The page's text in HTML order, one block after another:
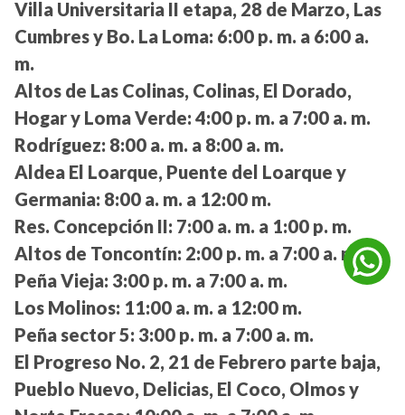
Villa Universitaria II etapa, 28 de Marzo, Las
Cumbres y Bo. La Loma: 6:00 p. m. a 6:00 a.
m.
Altos de Las Colinas, Colinas, El Dorado,
Hogar y Loma Verde: 4:00 p. m. a 7:00 a. m.
Rodríguez: 8:00 a. m. a 8:00 a. m.
Aldea El Loarque, Puente del Loarque y
Germania: 8:00 a. m. a 12:00 m.
Res. Concepción II: 7:00 a. m. a 1:00 p. m.
Altos de Toncontín: 2:00 p. m. a 7:00 a. m.
Peña Vieja: 3:00 p. m. a 7:00 a. m.
Los Molinos: 11:00 a. m. a 12:00 m.
Peña sector 5: 3:00 p. m. a 7:00 a. m.
El Progreso No. 2, 21 de Febrero parte baja,
Pueblo Nuevo, Delicias, El Coco, Olmos y